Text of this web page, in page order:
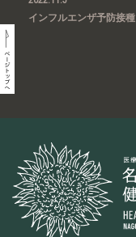
インフルエンザ予防接種